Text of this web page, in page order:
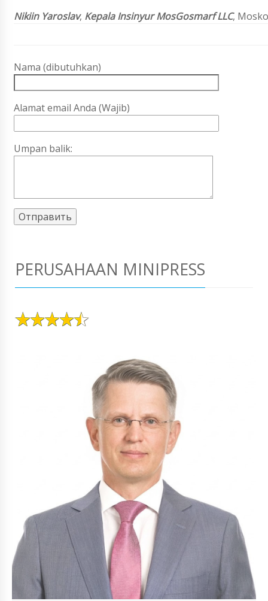
Nikiin Yaroslav, Kepala Insinyur MosGosmarf LLC,
Nama (dibutuhkan)
Alamat email Anda (Wajib)
Umpan balik:
PERUSAHAAN MINIPRESS